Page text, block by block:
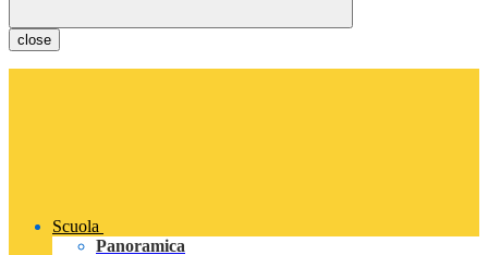
close
Scuola
Panoramica